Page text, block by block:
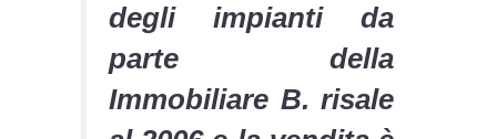
degli impianti da
parte della
Immobiliare B. risale